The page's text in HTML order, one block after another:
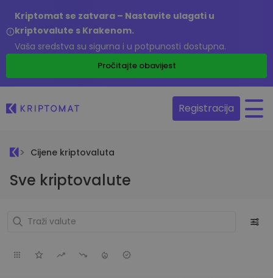
Kriptomat se zatvara – Nastavite ulagati u
kriptovalute s Krakenom.
Vaša sredstva su sigurna i u potpunosti dostupna.
Pročitajte obavijest
Registracija
Cijene kriptovaluta
Sve kriptovalute